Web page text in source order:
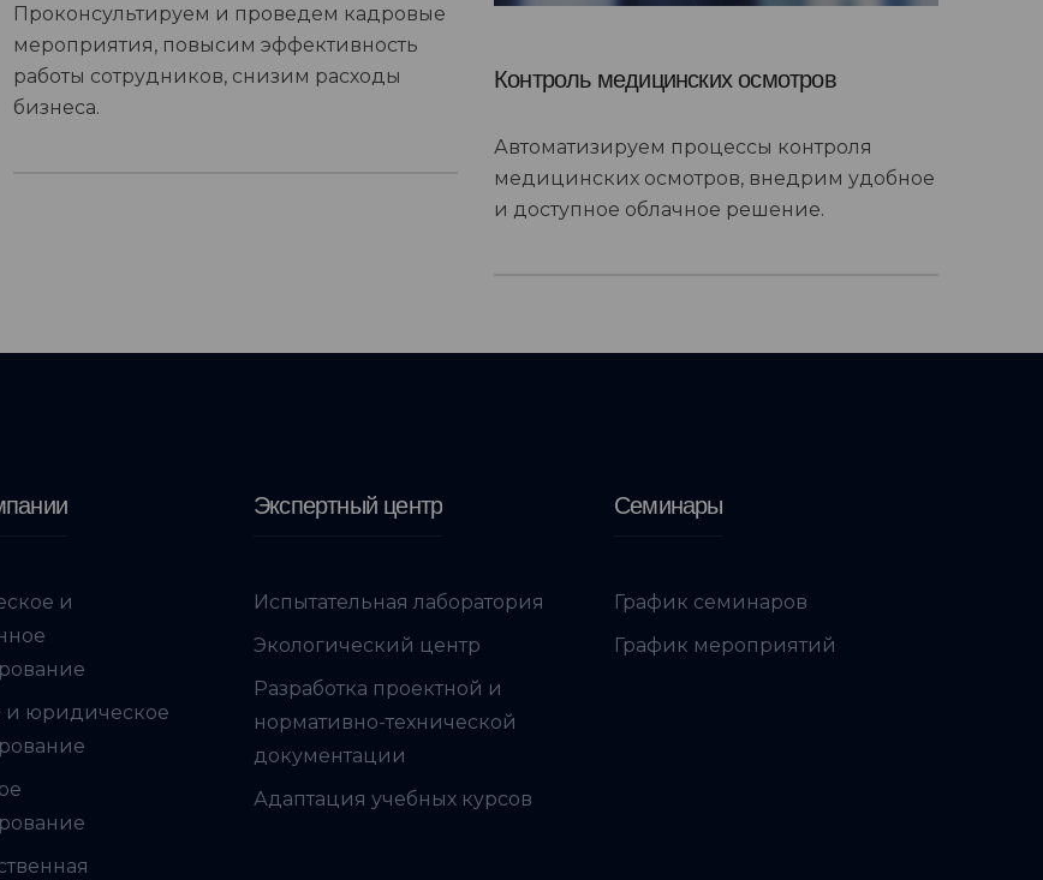
Проконсультируем и проведем кадровые
мероприятия, повысим эффективность
работы сотрудников, снизим расходы
бизнеса.
Контроль медицинских осмотров
Автоматизируем процессы контроля
медицинских осмотров, внедрим удобное
и доступное облачное решение.
и
и юридическое
Экспертный центр
Испытательная лаборатория
Экологический центр
Разработка проектной и
нормативно-технической
документации
Адаптация учебных курсов
Семинары
График семинаров
График мероприятий